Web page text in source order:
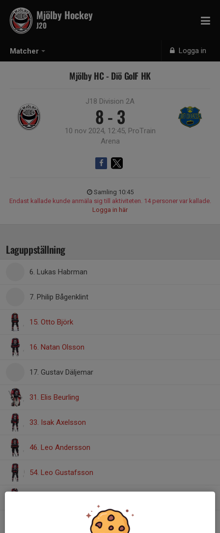
Matcher Logga in
Mjölby Hockey
J20
Mjölby HC - Diö GoIF HK
J18 Division 2A
8 - 3
10 nov 2024, 12:45, ProTrain
Arena
Samling 10:45
Endast kallade kunde anmäla sig till aktiviteten. 14 personer var kallade.
Logga in här
Laguppställning
6. Lukas Habrman
7. Philip Bågenklint
15. Otto Björk
16. Natan Olsson
17. Gustav Däljemar
31. Elis Beurling
33. Isak Axelsson
46. Leo Andersson
54. Leo Gustafsson